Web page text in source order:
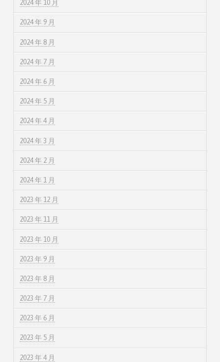
2024 年 10 月
2024 年 9 月
2024 年 8 月
2024 年 7 月
2024 年 6 月
2024 年 5 月
2024 年 4 月
2024 年 3 月
2024 年 2 月
2024 年 1 月
2023 年 12 月
2023 年 11 月
2023 年 10 月
2023 年 9 月
2023 年 8 月
2023 年 7 月
2023 年 6 月
2023 年 5 月
2023 年 4 月